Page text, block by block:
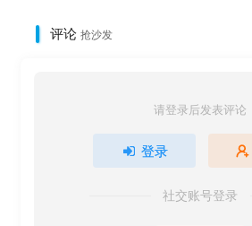
评论 抢沙发
请登录后发表评论
登录
社交账号登录